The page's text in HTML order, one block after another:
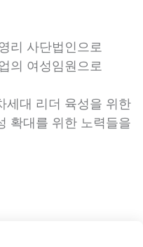
리 사단법인으로
의 여성임원으로
세대 리더 육성을 위한
확대를 위한 노력들을